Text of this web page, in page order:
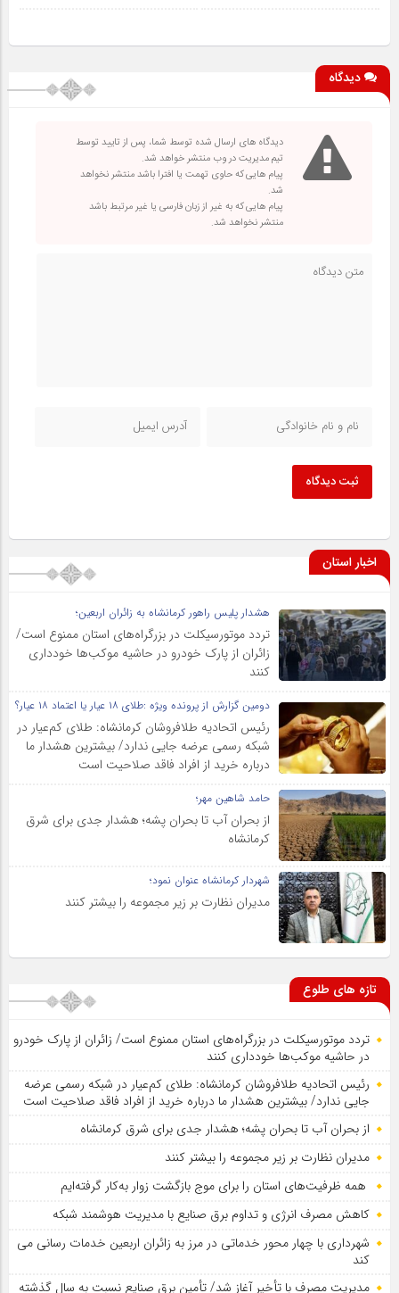
دیدگاه
دیدگاه های ارسال شده توسط شما، پس از تایید توسط
تیم مدیریت در وب منتشر خواهد شد.
پیام هایی که حاوی تهمت یا افترا باشد منتشر نخواهد
شد.
پیام هایی که به غیر از زبان فارسی یا غیر مرتبط باشد
منتشر نخواهد شد.
ثبت دیدگاه
اخبار استان
هشدار پلیس راهور کرمانشاه به زائران اربعین؛
تردد موتورسیکلت در بزرگراه‌های استان ممنوع است/
زائران از پارک خودرو در حاشیه موکب‌ها خودداری
کنند
دومین گزارش از پرونده ویژه :طلای ۱۸ عیار یا اعتماد ۱۸ عیار؟
رئیس اتحادیه طلافروشان کرمانشاه: طلای کم‌عیار در
شبکه رسمی عرضه جایی ندارد/ بیشترین هشدار ما
درباره خرید از افراد فاقد صلاحیت است
حامد شاهین مهر؛
از بحران آب تا بحران پشه؛ هشدار جدی برای شرق
کرمانشاه
شهردار کرمانشاه عنوان نمود؛
مدیران نظارت بر زیر مجموعه را بیشتر کنند
تازه های طلوع
تردد موتورسیکلت در بزرگراه‌های استان ممنوع است/ زائران از پارک خودرو
در حاشیه موکب‌ها خودداری کنند
رئیس اتحادیه طلافروشان کرمانشاه: طلای کم‌عیار در شبکه رسمی عرضه
جایی ندارد/ بیشترین هشدار ما درباره خرید از افراد فاقد صلاحیت است
از بحران آب تا بحران پشه؛ هشدار جدی برای شرق کرمانشاه
مدیران نظارت بر زیر مجموعه را بیشتر کنند
همه ظرفیت‌های استان را برای موج بازگشت زوار به‌کار گرفته‌ایم
کاهش مصرف انرژی و تداوم برق صنایع با مدیریت هوشمند شبکه
شهرداری با چهار محور خدماتی در مرز به زائران اربعین خدمات رسانی می
کند
مدیریت مصرف با تأخیر آغاز شد/ تأمین برق صنایع نسبت به سال گذشته